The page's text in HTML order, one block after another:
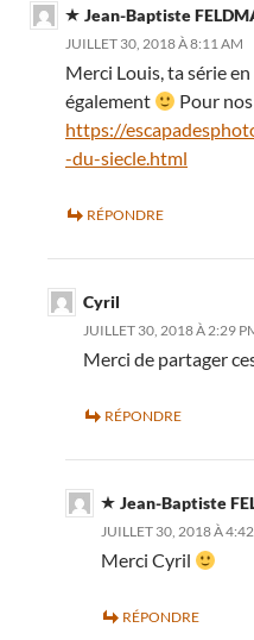
Jean-Baptiste
JUILLET 30, 2018 À 8:11 AM
Merci Louis, ta série
également
Pour
https://
-du-siecle.html
RÉPONDRE
Cyril
JUILLET 30, 2018 À 2:29
Merci de partager
RÉPONDRE
Jean-Baptiste
JUILLET 30, 2018 À
Merci Cyril
RÉPONDRE